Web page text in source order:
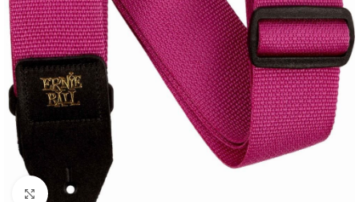
Spustelėkite, jei norite padidinti